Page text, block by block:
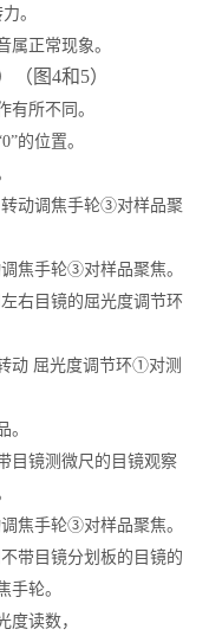
。
属正常现象。
（图4和5）
有所不同。
的位置。
动调焦手轮③对样品聚
焦手轮③对样品聚焦。
右目镜的屈光度调节环
动 屈光度调节环①对测
。
目镜测微尺的目镜观察
焦手轮③对样品聚焦。
带目镜分划板的目镜的
手轮。
度读数，